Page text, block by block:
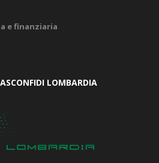
e finanziaria
LOMBARDIA